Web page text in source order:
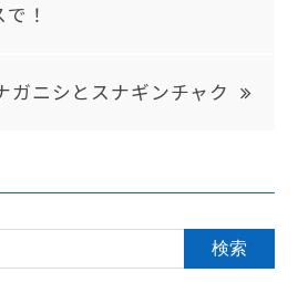
！
ガニシとスナギンチャク